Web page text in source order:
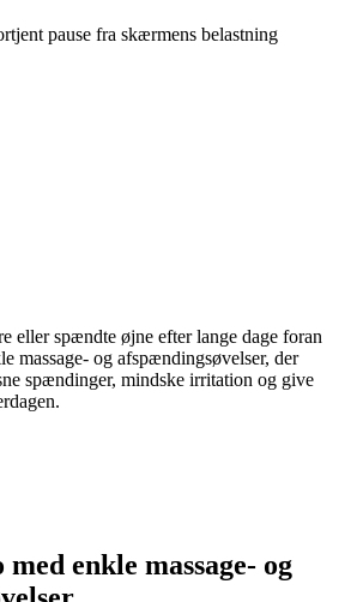
pause fra skærmens belastning
eller spændte øjne efter lange dage foran
massage- og afspændingsøvelser, der
spændinger, mindske irritation og give
enkle massage- og